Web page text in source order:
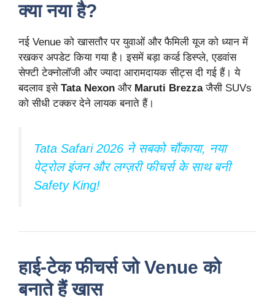
क्या नया है?
नई Venue को खासतौर पर युवाओं और फैमिली यूज को ध्यान में
रखकर अपडेट किया गया है। इसमें बड़ा कर्व्ड डिस्प्ले, एडवांस
सेफ्टी टेक्नोलॉजी और ज्यादा आरामदायक सीट्स दी गई हैं। ये
बदलाव इसे Tata Nexon और Maruti Brezzaजैसी SUVs
को सीधी टक्कर देने लायक बनाते हैं।
Tata Safari 2026 ने सबको चौंकाया, नया
पेट्रोल इंजन और लग्ज़री फीचर्स के साथ बनी
Safety King!
हाई-टेक फीचर्स जो Venue को
बनाते हैं खास